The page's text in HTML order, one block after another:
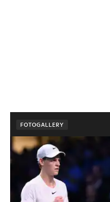
FOTOGALLERY